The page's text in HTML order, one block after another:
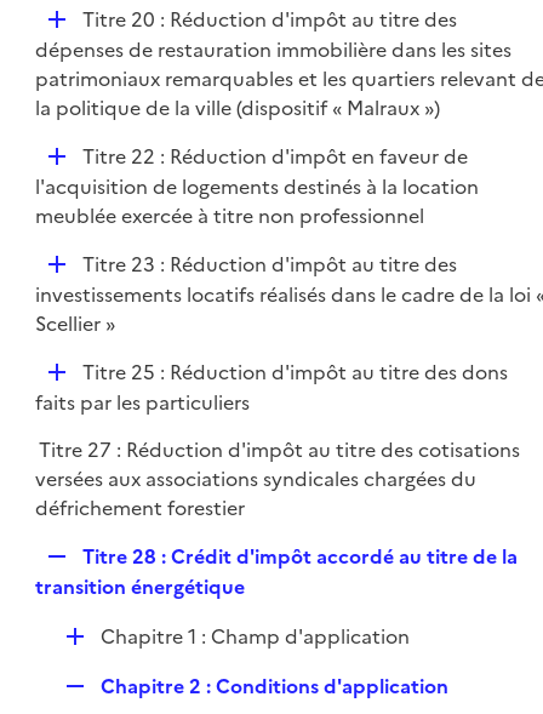
D
é
p
l
r
Titre 20 : Réduction d'impôt au titre des
dépenses de restauration immobilière dans les sites
patrimoniaux remarquables et les quartiers relevant
la politique de la ville (dispositif « Malraux »)
D
é
p
e
r
Titre 22 : Réduction d'impôt en faveur de
l'acquisition de logements destinés à la location
meublée exercée à titre non professionnel
D
é
p
e
Titre 23 : Réduction d'impôt au titre des
investissements locatifs réalisés dans le cadre de la loi
Scellier »
D
é
l
i
e
Titre 25 : Réduction d'impôt au titre des dons
faits par les particuliers
Titre 27 : Réduction d'impôt au titre des cotisations
versées aux associations syndicales chargées du
défrichement forestier
e
l
Titre 28 : Crédit d'impôt accordé au titre de la
transition énergétique
D
p
Chapitre 1 : Champ d'application
Chapitre 2 : Conditions d'application